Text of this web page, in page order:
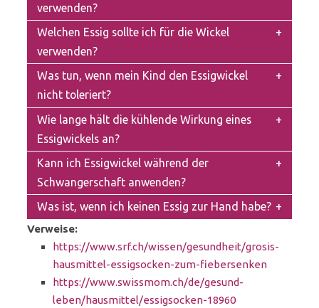
verwenden?
Welchen Essig sollte ich für die Wickel
verwenden?
Was tun, wenn mein Kind den Essigwickel
nicht toleriert?
Wie lange hält die kühlende Wirkung eines
Essigwickels an?
Kann ich Essigwickel während der
Schwangerschaft anwenden?
Was ist, wenn ich keinen Essig zur Hand habe?
Verweise:
https://www.srf.ch/wissen/gesundheit/grosis-
hausmittel-essigsocken-zum-fiebersenken
https://www.swissmom.ch/de/gesund-
leben/hausmittel/essigsocken-18960